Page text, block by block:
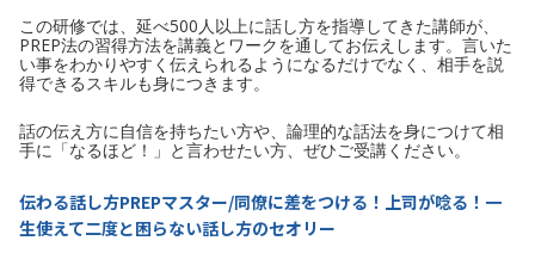
この研修では、延べ500人以上に話し方を指導してきた講師が、
PREP法の習得方法を講義とワークを通してお伝えします。言いた
い事をわかりやすく伝えられるようになるだけでなく、相手を説
得できるスキルも身につきます。
話の伝え方に自信を持ちたい方や、論理的な話法を身につけて相
手に「なるほど！」と言わせたい方、ぜひご受講ください。
伝わる話し方PREPマスター/同僚に差をつける！上司が唸る！一
生使えて二度と困らない話し方のセオリー